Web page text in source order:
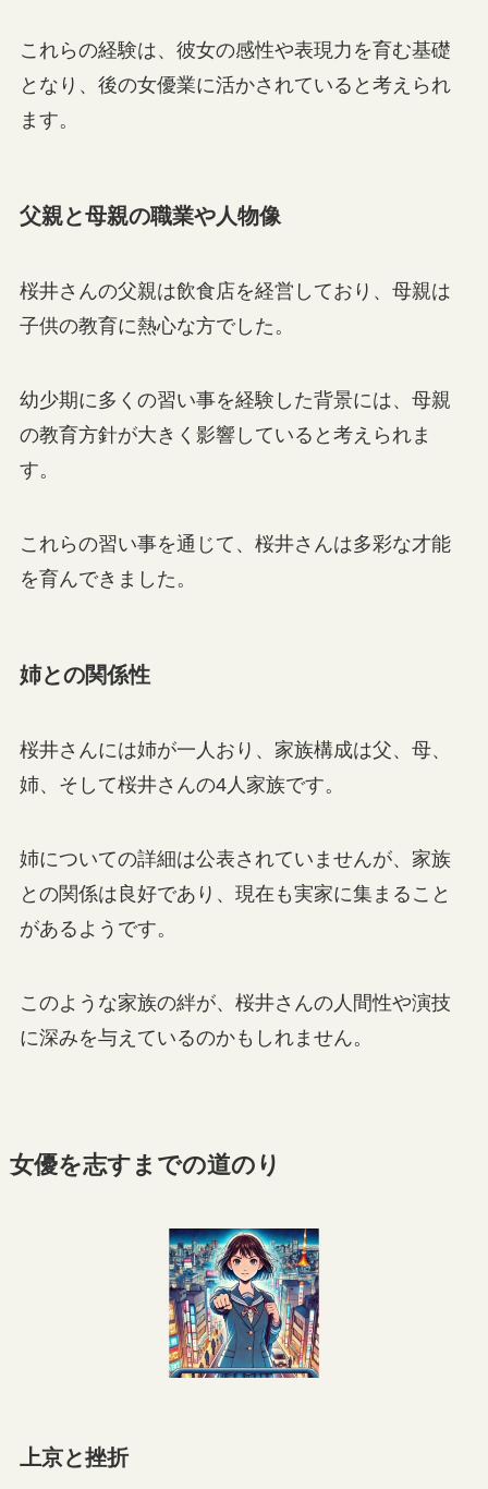
これらの経験は、彼女の感性や表現力を育む基礎
となり、後の女優業に活かされていると考えられ
ます。
父親と母親の職業や人物像
桜井さんの父親は飲食店を経営しており、母親は
子供の教育に熱心な方でした。
幼少期に多くの習い事を経験した背景には、母親
の教育方針が大きく影響していると考えられま
す。
これらの習い事を通じて、桜井さんは多彩な才能
を育んできました。
姉との関係性
桜井さんには姉が一人おり、家族構成は父、母、
姉、そして桜井さんの4人家族です。
姉についての詳細は公表されていませんが、家族
との関係は良好であり、現在も実家に集まること
があるようです。
このような家族の絆が、桜井さんの人間性や演技
に深みを与えているのかもしれません。
女優を志すまでの道のり
上京と挫折